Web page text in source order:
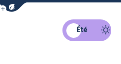
Afficher la barre de navigation du
Été